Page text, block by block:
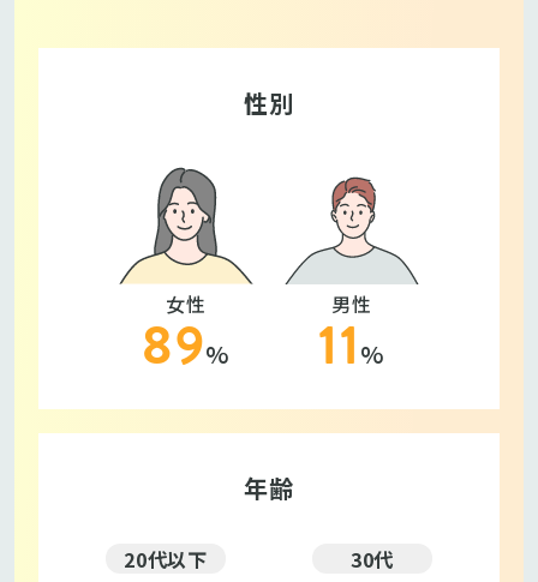
性別
女性
89%
男性
11 %
年齢
20代以下 30代